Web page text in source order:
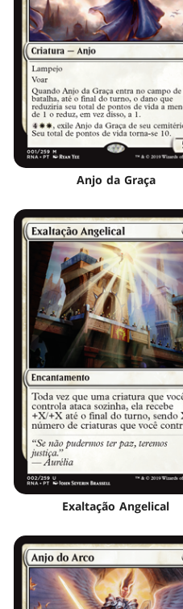
Anjo da Graça
Exaltação Angelical